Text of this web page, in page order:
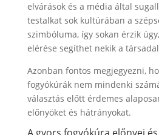
elvárások és a média által
testalkat sok kultúrában a
szimbóluma, így sokan érzik
elérése segíthet nekik a
Azonban fontos megjegyezni,
fogyókúrák nem mindenki
választás előtt érdemes
előnyöket és hátrányokat.